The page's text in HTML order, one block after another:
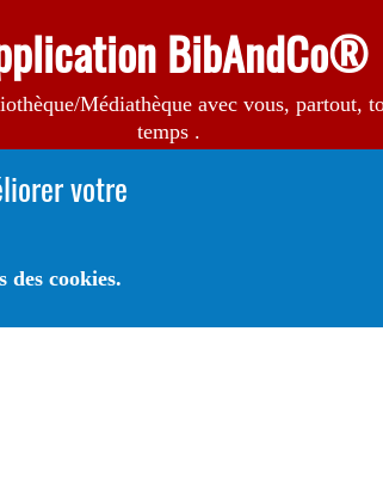
BibAndCo®
Médiathèque avec vous, partout,
temps .
votre
des cookies.